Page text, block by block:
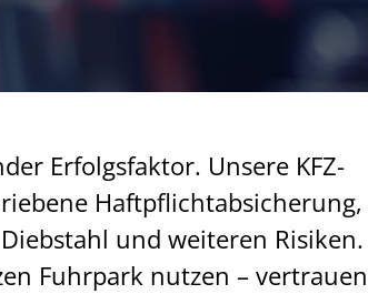
Erfolgsfaktor. Unsere KFZ-
Haftpflichtabsicherung,
und weiteren Risiken.
Fuhrpark nutzen – vertrauen